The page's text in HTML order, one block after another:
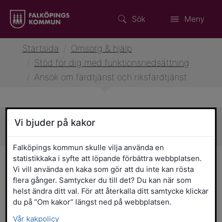
Sök Meny
Startsida
Omsorg & hjälp
Stöd för dig med funktionsnedsättning
Ansök om färdtjänst och riksfärdtjänst
Sidans innehåll
Ansök om färdtjänst och
riksfärdtjänst
Du som har svårigheter att förflytta dig
på egen hand eller att resa med
Vi bjuder på kakor
Falköpings kommun skulle vilja använda en
statistikkaka i syfte att löpande förbättra webbplatsen.
Vi vill använda en kaka som gör att du inte kan rösta
flera gånger. Samtycker du till det? Du kan när som
helst ändra ditt val. För att återkalla ditt samtycke klickar
du på ”Om kakor” längst ned på webbplatsen.
Vår kakpolicy